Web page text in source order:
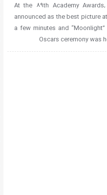
At the 89th Academy
announced as the best picture
a few minutes and
Oscars ceremony was